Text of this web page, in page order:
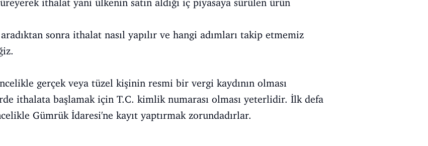
ithalat yani ülkenin satın aldığı iç piyasaya sürülen ürün
sonra ithalat nasıl yapılır ve hangi adımları takip etmemiz
gerçek veya tüzel kişinin resmi bir vergi kaydının olması
ithalata başlamak için T.C. kimlik numarası olması yeterlidir. İlk defa
Gümrük İdaresi'ne kayıt yaptırmak zorundadırlar.